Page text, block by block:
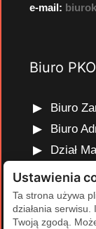
e-mail:
Biuro
Biuro
Biuro
Dział
Dział
Dział
Dział
Ustawienia
Ta strona używa
działania
Twoją zgodą.